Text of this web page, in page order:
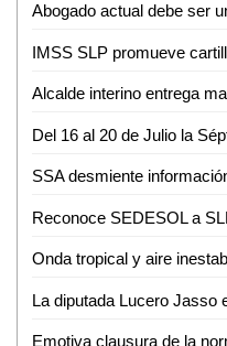
IMSS SLP promueve
Emotiva clausura de la